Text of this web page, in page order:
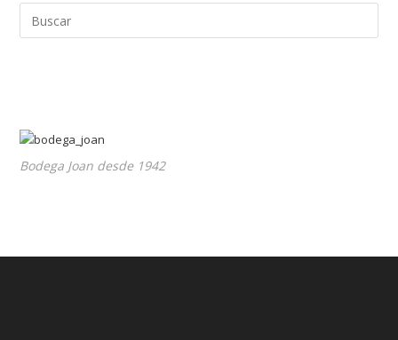
Bodega Joan desde 1942